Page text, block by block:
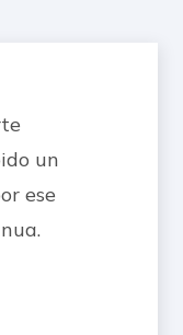
nuestros
es el
nuestros